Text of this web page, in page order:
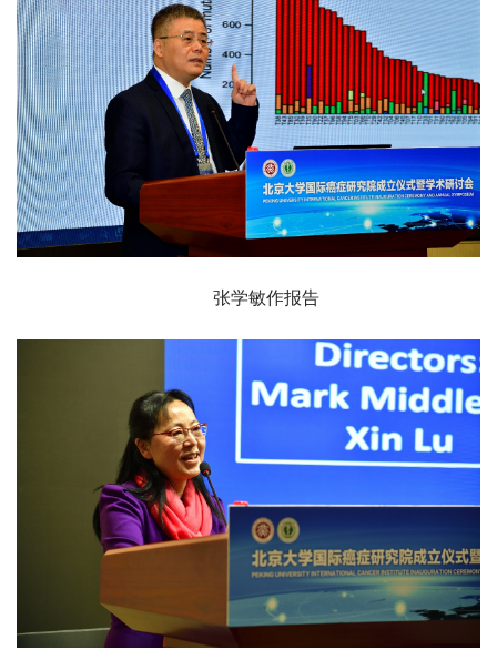
张学敏作报告